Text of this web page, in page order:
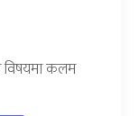
विषयमा कलम